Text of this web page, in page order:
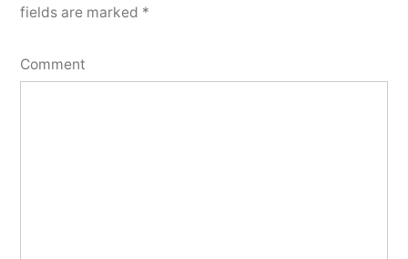
fields are marked *
Comment